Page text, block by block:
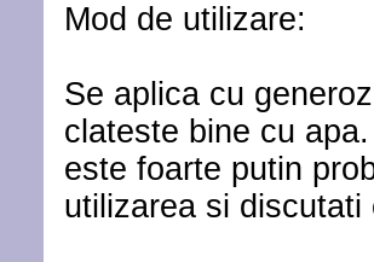
Mod de utilizare:
Se aplica cu
clateste bine cu
este foarte putin
utilizarea si discutati